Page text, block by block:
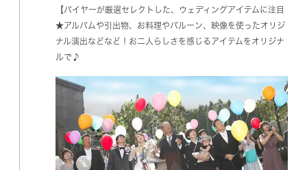
【バイヤーが厳選セレクトした、ウェディングアイテムに注目
★アルバムや引出物、お料理やバルーン、映像を使ったオリジ
ナル演出などなど！お二人らしさを感じるアイテムをオリジナ
ルで♪